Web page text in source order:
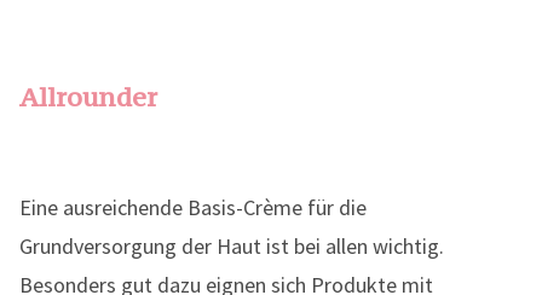
Allrounder
Eine ausreichende Basis-Crème für die
Grundversorgung der Haut ist bei allen wichtig.
Besonders gut dazu eignen sich Produkte mit